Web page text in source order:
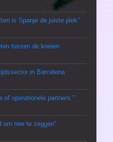
is Spanje de juiste plek”
tussen de koeien
in Barcelona
of operationele partners.”
om nee te zeggen”